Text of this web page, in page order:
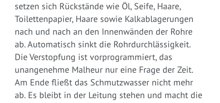
setzen sich Rückstände wie Öl, Seife, Haare,
Toilettenpapier, Haare sowie Kalkablagerungen
nach und nach an den Innenwänden der Rohre
ab. Automatisch sinkt die Rohrdurchlässigkeit.
Die Verstopfung ist vorprogrammiert, das
unangenehme Malheur nur eine Frage der Zeit.
Am Ende fließt das Schmutzwasser nicht mehr
ab. Es bleibt in der Leitung stehen und macht die